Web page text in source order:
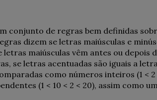
conjunto de regras bem definidas
dizem se letras maiúsculas e
letras maiúsculas vêm antes ou depois
se letras acentuadas são iguais a
como números inteiros (1 <
(1 < 10 < 2 < 20), assim como